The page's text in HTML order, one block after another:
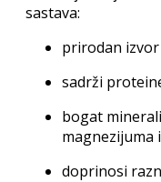
sastava:
prirodan
sadrži
bogat
magnezijuma
doprinosi